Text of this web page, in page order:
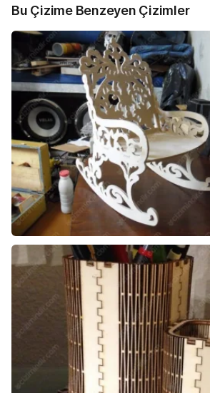
Bu Çizime Benzeyen Çizimler